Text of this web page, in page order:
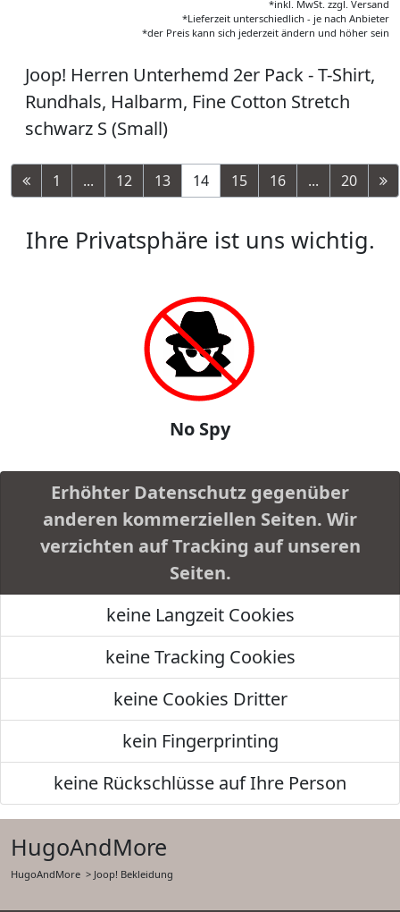
*inkl. MwSt. zzgl. Versand
*Lieferzeit unterschiedlich - je nach Anbieter
*der Preis kann sich jederzeit ändern und höher sein
Joop! Herren Unterhemd 2er Pack - T-Shirt,
Rundhals, Halbarm, Fine Cotton Stretch
schwarz S (Small)
1 ... 12 13 14 15 16 ... 20
Ihre Privatsphäre ist uns wichtig.
No Spy
Erhöhter Datenschutz gegenüber
anderen kommerziellen Seiten. Wir
verzichten auf Tracking auf unseren
Seiten.
keine Langzeit Cookies
keine Tracking Cookies
keine Cookies Dritter
kein Fingerprinting
keine Rückschlüsse auf Ihre Person
HugoAndMore
HugoAndMore > Joop! Bekleidung